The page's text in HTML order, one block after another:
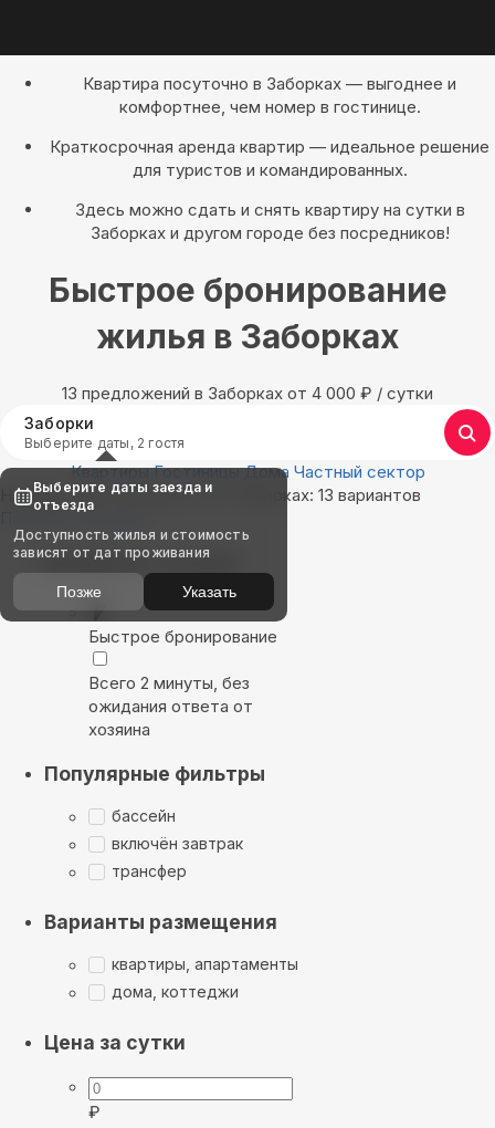
Квартира посуточно в Заборках — выгоднее и
комфортнее, чем номер в гостинице.
Краткосрочная аренда квартир — идеальное решение
для туристов и командированных.
Здесь можно сдать и снять квартиру на сутки в
Заборках и другом городе без посредников!
Быстрое бронирование
жилья в Заборках
13 предложений в Заборках oт 4 000 ₽ / сутки
Заборки
Выберите даты, 2 гостя
Квартиры Гостиницы Дома Частный сектор
Найдём, где остановиться в Заборках: 13 вариантов
Показать на карте
Выбирайте лучшее
Быстрое бронирование
Всего 2 минуты, без
ожидания ответа от
хозяина
Популярные фильтры
бассейн
включён завтрак
трансфер
Варианты размещения
квартиры, апартаменты
дома, коттеджи
Цена за сутки
₽
Выберите даты заезда и
отъезда
Доступность жилья и стоимость
зависят от дат проживания
Позже Указать